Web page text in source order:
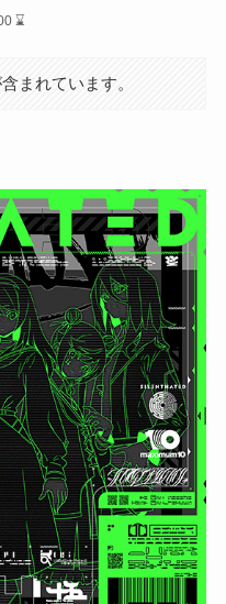
⌛
まれています。